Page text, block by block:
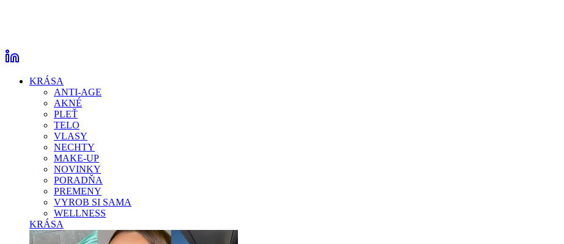
KRÁSA
ANTI-AGE
AKNÉ
PLEŤ
TELO
VLASY
NECHTY
MAKE-UP
NOVINKY
PORADŇA
PREMENY
VYROB SI SAMA
WELLNESS
KRÁSA